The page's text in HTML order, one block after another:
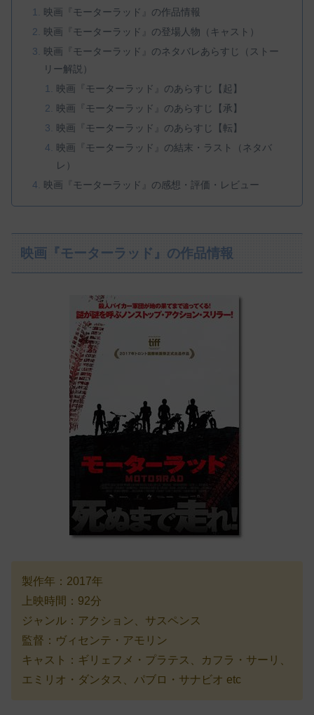
映画『モーターラッド』の作品情報
映画『モーターラッド』の登場人物（キャスト）
映画『モーターラッド』のネタバレあらすじ（ストー
リー解説）
映画『モーターラッド』のあらすじ【起】
映画『モーターラッド』のあらすじ【承】
映画『モーターラッド』のあらすじ【転】
映画『モーターラッド』の結末・ラスト（ネタバ
レ）
映画『モーターラッド』の感想・評価・レビュー
映画『モーターラッド』の作品情報
製作年：2017年
上映時間：92分
ジャンル：アクション、サスペンス
監督：ヴィセンテ・アモリン
キャスト：ギリェフメ・プラテス、カフラ・サーリ、
エミリオ・ダンタス、パブロ・サナビオ etc